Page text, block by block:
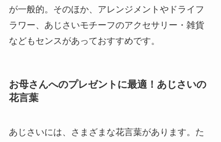
が一般的。そのほか、アレンジメントやドライフ
ラワー、あじさいモチーフのアクセサリー・雑貨
などもセンスがあっておすすめです。
お母さんへのプレゼントに最適！あじさいの
花言葉
あじさいには、さまざまな花言葉があります。た